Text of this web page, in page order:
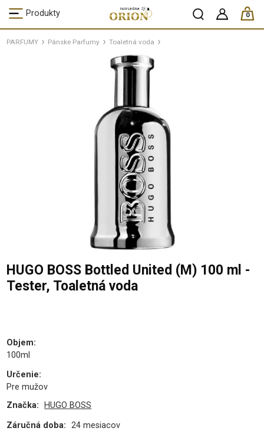
Produkty 0
ks /
PARFUMY Pánske Parfumy Toaletná voda
HUGO BOSS Bottled United (M) 100 ml -
Tester, Toaletná voda
Objem:
100ml
Určenie:
Pre mužov
Značka:
HUGO BOSS
Záručná doba: 24 mesiacov